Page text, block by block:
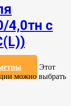
4,0тн с
Этот
можно выбрать